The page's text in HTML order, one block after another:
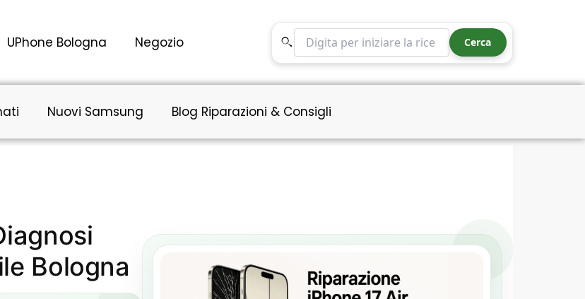
UPhone Bologna Negozio
Cerca nel sito
Cerca
Nuovi Samsung Blog Riparazioni & Consigli
Bologna